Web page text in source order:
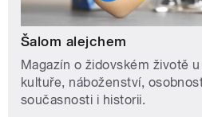
Šalom alejchem
Magazín o židovském životě
kultuře, náboženství,
současnosti i historii.